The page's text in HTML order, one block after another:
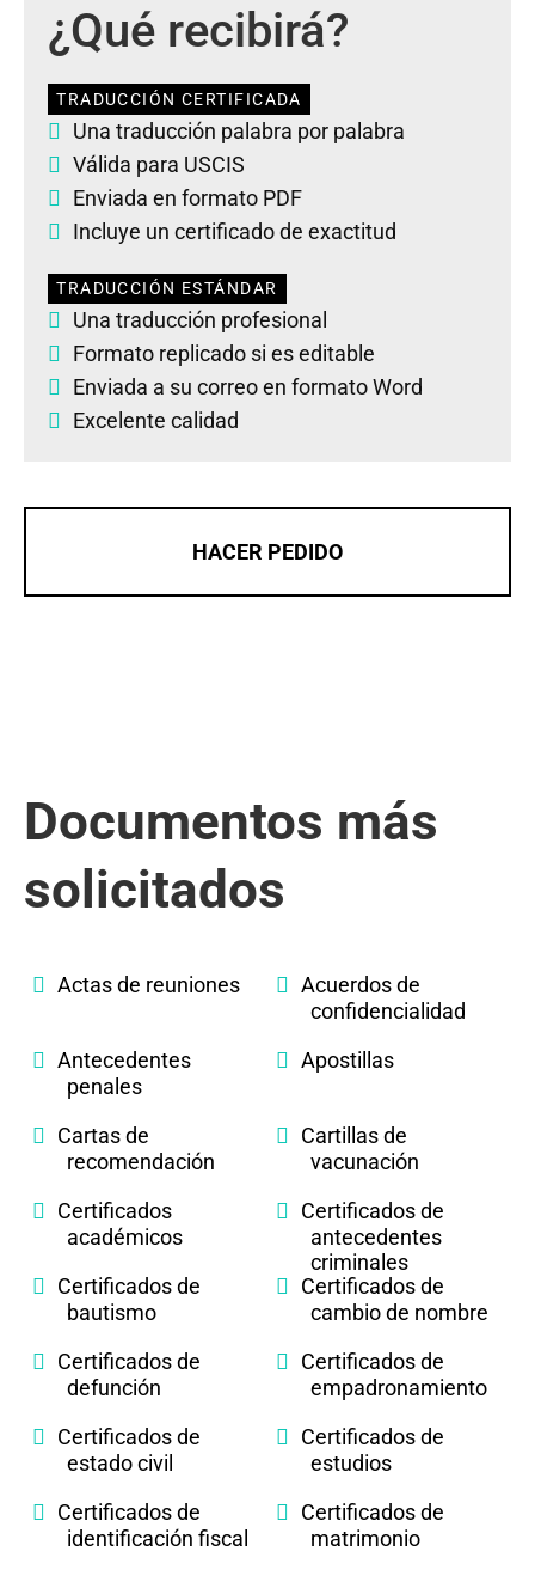
¿Qué recibirá?
TRADUCCIÓN CERTIFICADA
Una traducción palabra por palabra
Válida para USCIS
Enviada en formato PDF
Incluye un certificado de exactitud
TRADUCCIÓN ESTÁNDAR
Una traducción profesional
Formato replicado si es editable
Enviada a su correo en formato Word
Excelente calidad
HACER PEDIDO
Documentos más
solicitados
Actas de reuniones
Acuerdos de
confidencialidad
Antecedentes
penales
Apostillas
Cartas de
recomendación
Cartillas de
vacunación
Certificados
académicos
Certificados de
antecedentes
criminales
Certificados de
bautismo
Certificados de
cambio de nombre
Certificados de
defunción
Certificados de
empadronamiento
Certificados de
estado civil
Certificados de
estudios
Certificados de
identificación fiscal
Certificados de
matrimonio